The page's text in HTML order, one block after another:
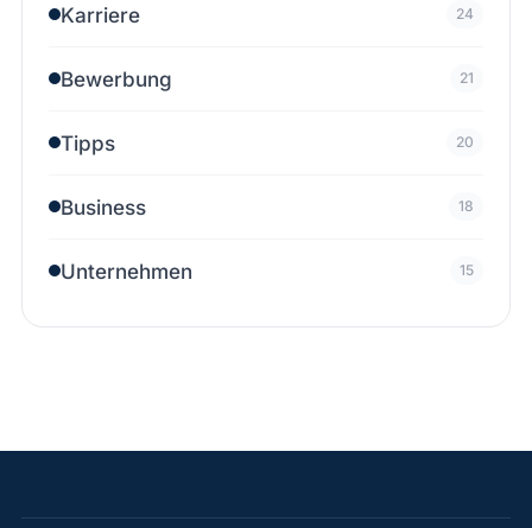
Karriere 24
Bewerbung 21
Tipps 20
Business 18
Unternehmen 15